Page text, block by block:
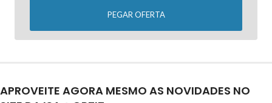
PEGAR OFERTA
APROVEITE AGORA MESMO AS NOVIDADES NO